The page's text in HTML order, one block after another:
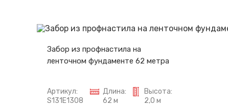
Забор из профнастила на
ленточном фундаменте 62 метра
Артикул:
S131E1308
Длина:
62 м
Высота:
2,0 м